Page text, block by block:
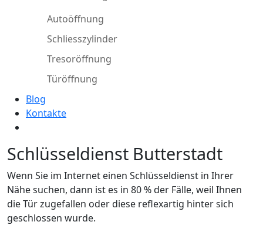
Autoöffnung
Schliesszylinder
Tresoröffnung
Türöffnung
Blog
Kontakte
Schlüsseldienst Butterstadt
Wenn Sie im Internet einen Schlüsseldienst in Ihrer
Nähe suchen, dann ist es in 80 % der Fälle, weil Ihnen
die Tür zugefallen oder diese reflexartig hinter sich
geschlossen wurde.